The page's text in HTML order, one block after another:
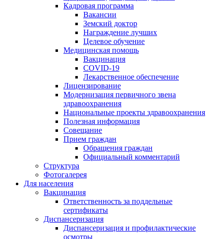
Кадровая программа
Вакансии
Земский доктор
Награждение лучших
Целевое обучение
Медицинская помощь
Вакцинация
COVID-19
Лекарственное обеспечение
Лицензирование
Модернизация первичного звена
здравоохранения
Национальные проекты здравоохранения
Полезная информация
Совещание
Прием граждан
Обращения граждан
Официальный комментарий
Структура
Фотогалерея
Для населения
Вакцинация
Ответственность за поддельные
сертификаты
Диспансеризация
Диспансеризация и профилактические
осмотры